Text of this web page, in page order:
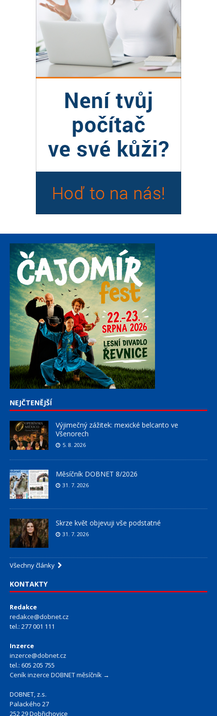
NEJČTENĚJŠÍ
Výjimečný zážitek: mexické belcanto ve
Všenorech
5. 8. 2026
Měsíčník DOBNET 8/2026
31. 7. 2026
Skrze květ objevuji vše podstatné
31. 7. 2026
Všechny články
KONTAKTY
Redakce
redakce@dobnet.cz
tel.: 277 001 111
Inzerce
inzerce@dobnet.cz
tel.: 605 205 755
Ceník inzerce DOBNET měsíčník →
DOBNET, z.s.
Palackého 27
252 29 Dobřichovice